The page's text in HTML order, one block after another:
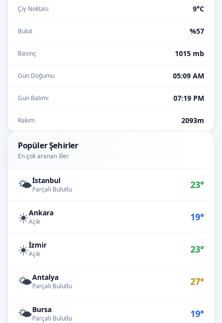
Çiy Noktası 9°C
Bulut %57
Basınç 1015 mb
Gün Doğumu 05:09 AM
Gün Batımı 07:19 PM
Rakım 2093m
Popüler Şehirler
En çok aranan iller
🌤️İstanbul
Parçalı Bulutlu 23°
☀️Ankara
Açık 19°
☀️İzmir
Açık 23°
🌤️Antalya
Parçalı Bulutlu 27°
🌤️Bursa
Parçalı Bulutlu 19°